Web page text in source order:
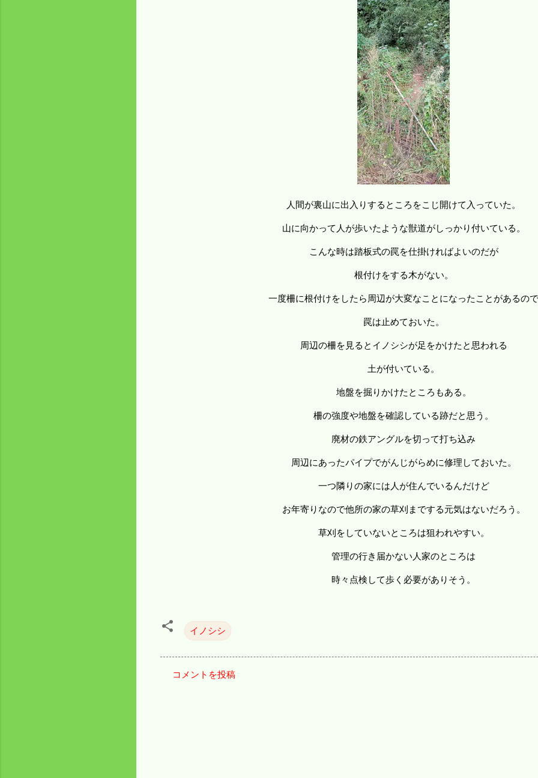
人間が裏山に出入りするところをこじ開けて入っていた。
山に向かって人が歩いたような獣道がしっかり付いている。
こんな時は踏板式の罠を仕掛ければよいのだが
根付けをする木がない。
一度柵に根付けをしたら周辺が大変なことになったことがあるので
罠は止めておいた。
周辺の柵を見るとイノシシが足をかけたと思われる
土が付いている。
地盤を掘りかけたところもある。
柵の強度や地盤を確認している跡だと思う。
廃材の鉄アングルを切って打ち込み
周辺にあったパイプでがんじがらめに修理しておいた。
一つ隣りの家には人が住んでいるんだけど
お年寄りなので他所の家の草刈までする元気はないだろう。
草刈をしていないところは狙われやすい。
管理の行き届かない人家のところは
時々点検して歩く必要がありそう。
イノシシ
コメントを投稿